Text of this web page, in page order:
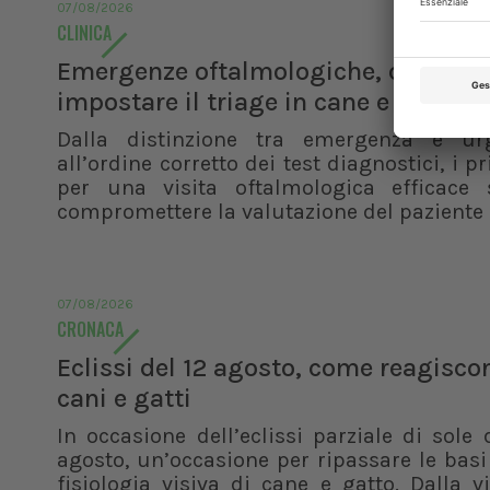
07/08/2026
CLINICA
Emergenze oftalmologiche, come
impostare il triage in cane e gatto
Dalla distinzione tra emergenza e
all’ordine corretto dei test diagnostici, i
per una visita oftalmologica efficace
compromettere la valutazione del paziente
07/08/2026
CRONACA
Eclissi del 12 agosto, come
cani e gatti
In occasione dell’eclissi parziale di sole
agosto, un’occasione per ripassare le
fisiologia visiva di cane e gatto. Dalla